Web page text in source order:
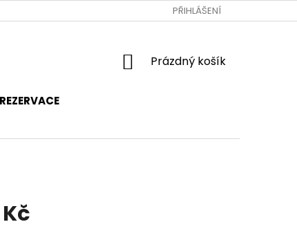
A PLATBA OBCHODNÍ PODMÍNKY
PŘIHLÁŠENÍ
NÁKUPNÍ
Prázdný košík
REZERVACE
Kč